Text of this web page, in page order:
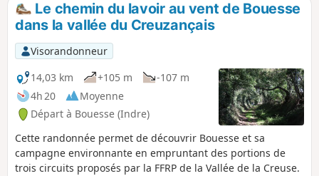
p
Le chemin du lavoir au vent de Bouesse
dans la vallée du Creuzançais
Visorandonneur
14,03 km
+105 m
-107 m
4h 20
Moyenne
Départ à Bouesse (Indre)
Cette randonnée permet de découvrir Bouesse et sa
campagne environnante en empruntant des portions de
trois circuits proposés par la FFRP de la Vallée de la Creuse.